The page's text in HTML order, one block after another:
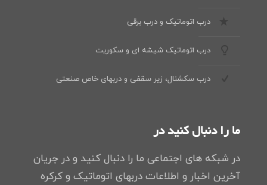
درب اتوماتیک و درب برقی
درب اتوماتیک شیشه ای و سکوریت
درب سکشنال، زیر سقفی و دربهای خاص صنعتی
ما را دنبال کنید در
در شبکه های اجتماعی ما را دنبال کنید و در جریان
آخرین اخبار و اطلاعات دربهای اتوماتیک و کرکره